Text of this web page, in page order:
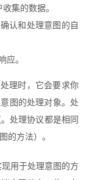
集的数据。
认和处理意图的自
。
理时，它会要求你
图的处理对象。处
处理协议都是相同
的方法）。
用于处理意图的方